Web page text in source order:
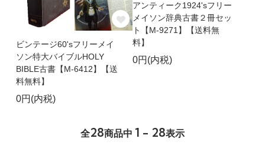
ビンテージ60'sフリーメイ
ソン特大バイブルHOLY
BIBLE古書【M-6412】【送
料無料】
0円(内税)
アンティーク1924'sフリー
メイソン辞典古書２冊セッ
ト【M-9271】【送料無
料】
0円(内税)
全28商品中 1 - 28表示